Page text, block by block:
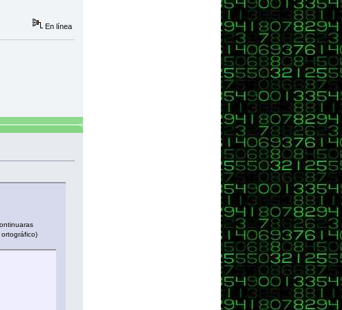
" + especialidad + " tendrá una edad múltiplo de 5 dentro de " +
En línea